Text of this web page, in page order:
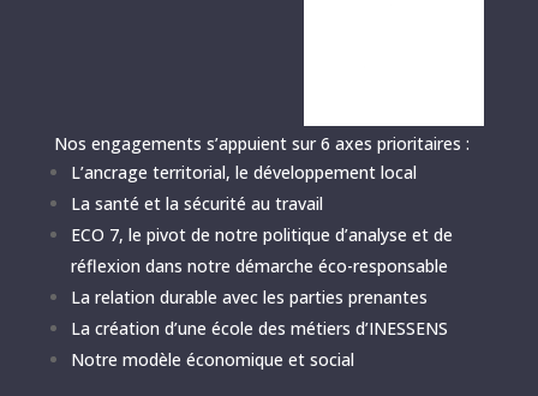
Nos engagements s’appuient sur 6 axes prioritaires :
L’ancrage territorial, le développement local
La santé et la sécurité au travail
ECO 7, le pivot de notre politique d’analyse et de
réflexion dans notre démarche éco-responsable
La relation durable avec les parties prenantes
La création d’une école des métiers d’INESSENS
Notre modèle économique et social